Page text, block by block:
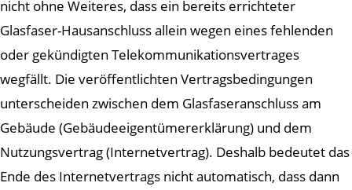
nicht ohne Weiteres, dass ein bereits errichteter
Glasfaser-Hausanschluss allein wegen eines fehlenden
oder gekündigten Telekommunikationsvertrages
wegfällt. Die veröffentlichten Vertragsbedingungen
unterscheiden zwischen dem Glasfaseranschluss am
Gebäude (Gebäudeeigentümererklärung) und dem
Nutzungsvertrag (Internetvertrag). Deshalb bedeutet das
Ende des Internetvertrags nicht automatisch, dass dann